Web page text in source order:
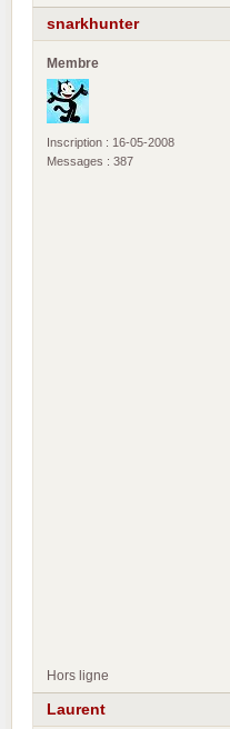
snarkhunter
Membre
Inscription : 16-05-2008
Messages : 387
Hors ligne
Laurent